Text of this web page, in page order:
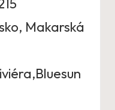
, Makarská